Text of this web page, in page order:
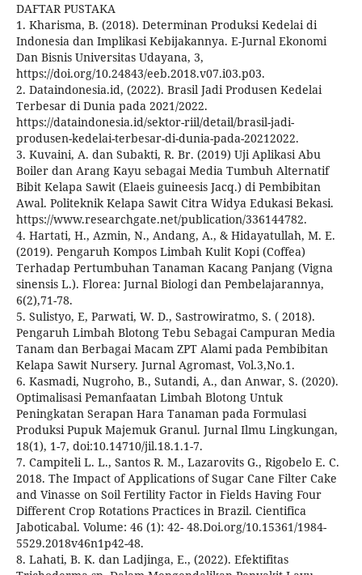
DAFTAR PUSTAKA
1. Kharisma, B. (2018). Determinan Produksi Kedelai di
Indonesia dan Implikasi Kebijakannya. E-Jurnal Ekonomi
Dan Bisnis Universitas Udayana, 3,
https://doi.org/10.24843/eeb.2018.v07.i03.p03.
2. Dataindonesia.id, (2022). Brasil Jadi Produsen Kedelai
Terbesar di Dunia pada 2021/2022.
https://dataindonesia.id/sektor-riil/detail/brasil-jadi-
produsen-kedelai-terbesar-di-dunia-pada-20212022.
3. Kuvaini, A. dan Subakti, R. Br. (2019) Uji Aplikasi Abu
Boiler dan Arang Kayu sebagai Media Tumbuh Alternatif
Bibit Kelapa Sawit (Elaeis guineesis Jacq.) di Pembibitan
Awal. Politeknik Kelapa Sawit Citra Widya Edukasi Bekasi.
https://www.researchgate.net/publication/336144782.
4. Hartati, H., Azmin, N., Andang, A., & Hidayatullah, M. E.
(2019). Pengaruh Kompos Limbah Kulit Kopi (Coffea)
Terhadap Pertumbuhan Tanaman Kacang Panjang (Vigna
sinensis L.). Florea: Jurnal Biologi dan Pembelajarannya,
6(2),71-78.
5. Sulistyo, E, Parwati, W. D., Sastrowiratmo, S. ( 2018).
Pengaruh Limbah Blotong Tebu Sebagai Campuran Media
Tanam dan Berbagai Macam ZPT Alami pada Pembibitan
Kelapa Sawit Nursery. Jurnal Agromast, Vol.3,No.1.
6. Kasmadi, Nugroho, B., Sutandi, A., dan Anwar, S. (2020).
Optimalisasi Pemanfaatan Limbah Blotong Untuk
Peningkatan Serapan Hara Tanaman pada Formulasi
Produksi Pupuk Majemuk Granul. Jurnal Ilmu Lingkungan,
18(1), 1-7, doi:10.14710/jil.18.1.1-7.
7. Campiteli L. L., Santos R. M., Lazarovits G., Rigobelo E. C.
2018. The Impact of Applications of Sugar Cane Filter Cake
and Vinasse on Soil Fertility Factor in Fields Having Four
Different Crop Rotations Practices in Brazil. Cientifica
Jaboticabal. Volume: 46 (1): 42- 48.Doi.org/10.15361/1984-
5529.2018v46n1p42-48.
8. Lahati, B. K. dan Ladjinga, E., (2022). Efektifitas